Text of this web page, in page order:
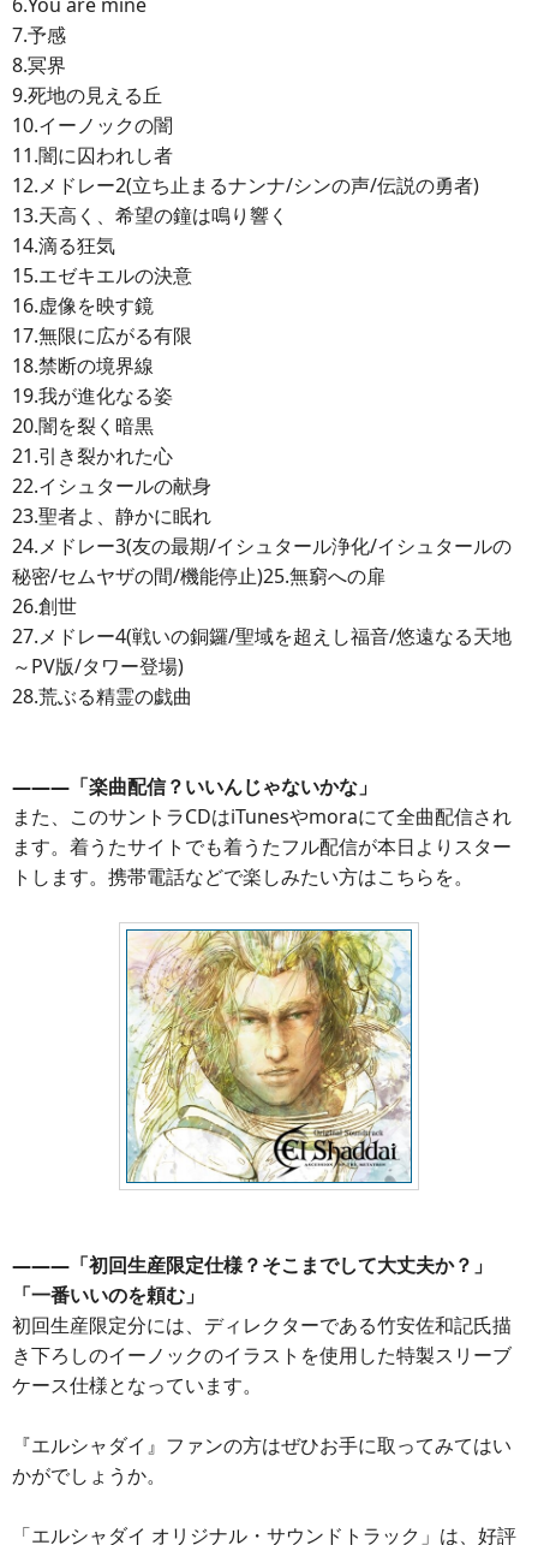
7.予感
8.冥界
9.死地の見える丘
10.イーノックの闇
11.闇に囚われし者
12.メドレー2(立ち止まるナンナ/シンの声/伝説の勇者)
13.天高く、希望の鐘は鳴り響く
14.滴る狂気
15.エゼキエルの決意
16.虚像を映す鏡
17.無限に広がる有限
18.禁断の境界線
19.我が進化なる姿
20.闇を裂く暗黒
21.引き裂かれた心
22.イシュタールの献身
23.聖者よ、静かに眠れ
24.メドレー3(友の最期/イシュタール浄化/イシュタールの
秘密/セムヤザの間/機能停止)25.無窮への扉
26.創世
27.メドレー4(戦いの銅鑼/聖域を超えし福音/悠遠なる天地
～PV版/タワー登場)
28.荒ぶる精霊の戯曲
―――「楽曲配信？いいんじゃないかな」
また、このサントラCDはiTunesやmoraにて全曲配信され
ます。着うたサイトでも着うたフル配信が本日よりスター
トします。携帯電話などで楽しみたい方はこちらを。
―――「初回生産限定仕様？そこまでして大丈夫か？」
「一番いいのを頼む」
初回生産限定分には、ディレクターである竹安佐和記氏描
き下ろしのイーノックのイラストを使用した特製スリーブ
ケース仕様となっています。
『エルシャダイ』ファンの方はぜひお手に取ってみてはい
かがでしょうか。
「エルシャダイ オリジナル・サウンドトラック」は、好評